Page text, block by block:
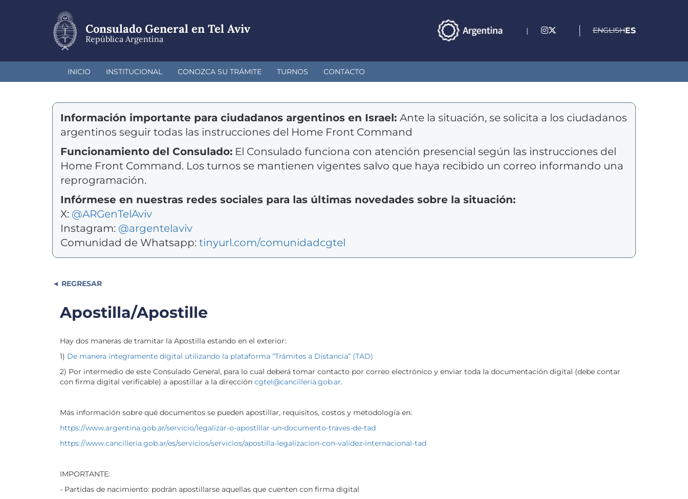
Consulado General en Tel Aviv
República Argentina
| ENGLISHES
INICIO INSTITUCIONAL CONOZCA SU TRÁMITE TURNOS CONTACTO
Información importante para ciudadanos argentinos en Israel: Ante la situación, se solicita a los ciudadanos
argentinos seguir todas las instrucciones del Home Front Command
Funcionamiento del Consulado: El Consulado funciona con atención presencial según las instrucciones del
Home Front Command. Los turnos se mantienen vigentes salvo que haya recibido un correo informando una
reprogramación.
Infórmese en nuestras redes sociales para las últimas novedades sobre la situación:
X: @ARGenTelAviv
Instagram: @argentelaviv
Comunidad de Whatsapp: tinyurl.com/comunidadcgtel
REGRESAR
Apostilla/Apostille
Hay dos maneras de tramitar la Apostilla estando en el exterior:
1) De manera íntegramente digital utilizando la plataforma “Trámites a Distancia” (TAD)
2) Por intermedio de este Consulado General, para lo cual deberá tomar contacto por correo electrónico y enviar toda la documentación digital (debe contar
con firma digital verificable) a apostillar a la dirección cgtel@cancilleria.gob.ar.
Más información sobre qué documentos se pueden apostillar, requisitos, costos y metodología en:
https://www.argentina.gob.ar/servicio/legalizar-o-apostillar-un-documento-traves-de-tad
https://www.cancilleria.gob.ar/es/servicios/servicios/apostilla-legalizacion-con-validez-internacional-tad
IMPORTANTE:
- Partidas de nacimiento: podrán apostillarse aquellas que cuenten con firma digital